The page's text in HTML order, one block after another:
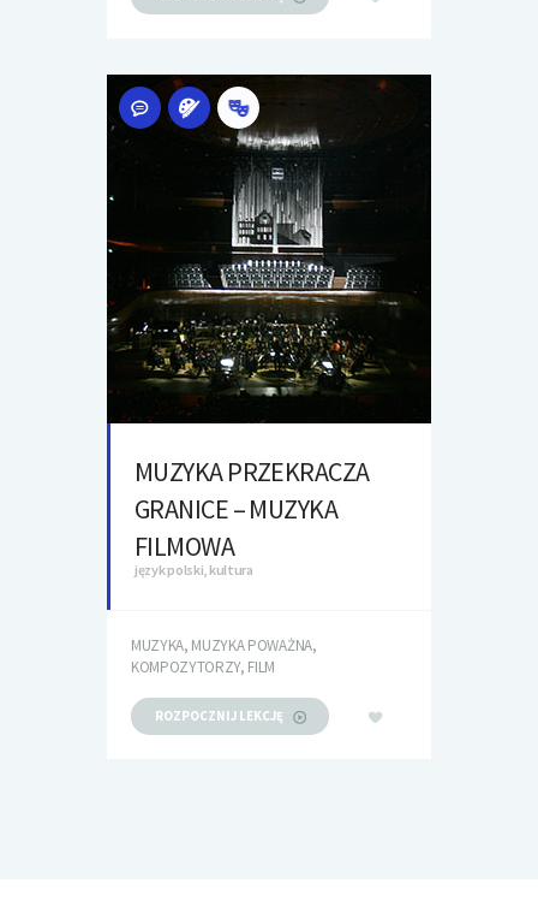
MUZYKA PRZEKRACZA
GRANICE – MUZYKA
FILMOWA
język polski, kultura
MUZYKA, MUZYKA POWAŻNA,
KOMPOZYTORZY, FILM
ROZPOCZNIJ LEKCJĘ